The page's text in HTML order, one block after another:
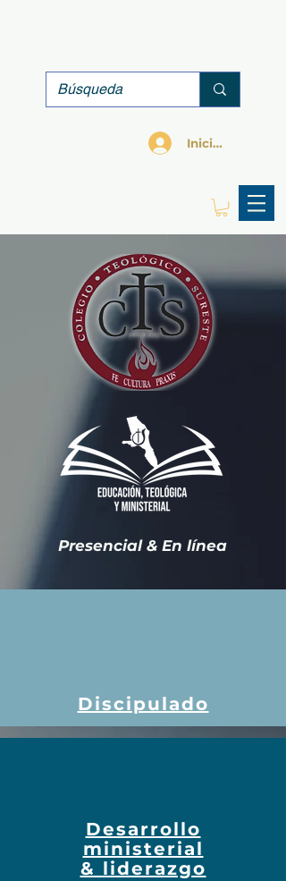
Iniciar sesión
Presencial & En línea
Discipulado
Desarrollo
ministerial
& liderazgo